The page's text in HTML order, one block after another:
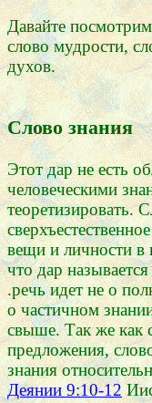
Давайте
слово мудрости,
духов.
Слово знания
Этот дар не есть
человеческими
теоретизировать.
вещи и личности
что дар
.речь идет не о
о частичном
свыше. Так же как
предложения,
знания
Деянии 9:10-12